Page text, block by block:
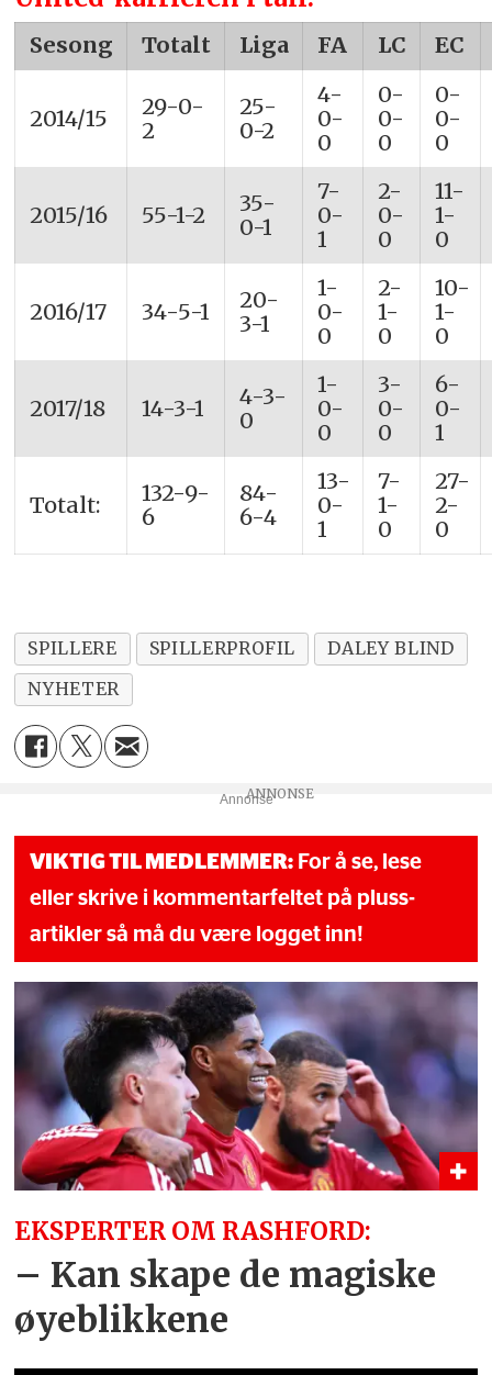
Sesong Totalt Liga FA LC EC
2014/15
29-0-
2
25-
0-2
4-
0-
0
0-
0-
0
0-
0-
0
2015/16 55-1-2
35-
0-1
7-
0-
1
2-
0-
0
11-
1-
0
2016/17 34-5-1
20-
3-1
1-
0-
0
2-
1-
0
10-
1-
0
2017/18 14-3-1
4-3-
0
1-
0-
0
3-
0-
0
6-
0-
1
Totalt:
132-9-
6
84-
6-4
13-
0-
1
7-
1-
0
27-
2-
0
SPILLERE SPILLERPROFIL
DALEY BLIND
NYHETER
Annonse
VIKTIG TIL MEDLEMMER: For å se, lese
eller skrive i kommentarfeltet på pluss-
artikler så må du være logget inn!
EKSPERTER OM RASHFORD:
– Kan skape de magiske
øyeblikkene